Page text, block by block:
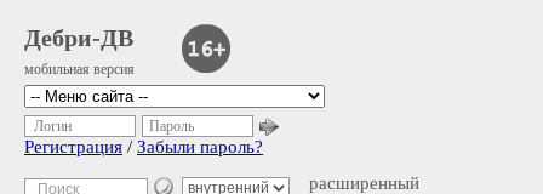
Дебри-ДВ
мобильная версия
расширенный
Логин Пароль
Регистрация / Забыли пароль?